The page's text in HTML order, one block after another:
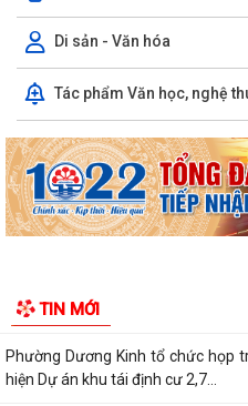
Di sản - Văn hóa
Tác phẩm Văn học, nghệ
TIN MỚI
thức phục vụ kiểm định chất lượng...
PHƯỜNG DƯƠNG KINH TRIỂN
CÁC NHIỆM VỤ VỀ CHUYỂN ĐỔI SỐ
PHƯỜNG DƯƠNG KINH TỔ CHỨC
TÁC ĐẢNG CHO CẤP UỶ CƠ SỞ
Phường Dương Kinh tổ chức họp
hiện Dự án khu tái định cư 2,7...
AN NHÂN DÂN LẦN THỨ I, NHIỆM
PHƯỜNG DƯƠNG KINH DUY TRÌ
TỤC HÀNH CHÍNH THỨ 5 HẰNG